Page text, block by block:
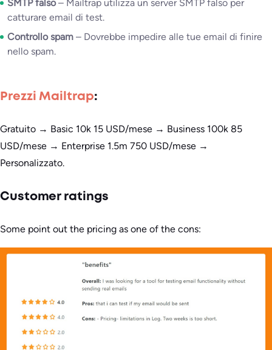
SMTP falso– Mailtrap utilizza un server SMTP falso per
catturare email di test.
Controllo spam – Dovrebbe impedire alle tue email di finire
nello spam.
Prezzi Mailtrap:
Gratuito → Basic 10k 15 USD/mese → Business 100k 85
USD/mese → Enterprise 1.5m 750 USD/mese →
Personalizzato.
Customer ratings
Some point out the pricing as one of the cons: